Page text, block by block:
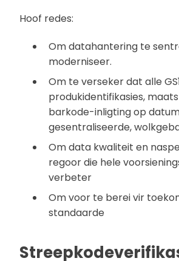
Hoof redes:
Om datahantering te
moderniseer.
Om te verseker dat alle
produkidentifikasies,
barkode-inligting op
gesentraliseerde,
Om data kwaliteit en
regoor die hele
verbeter
Om voor te berei vir
standaarde